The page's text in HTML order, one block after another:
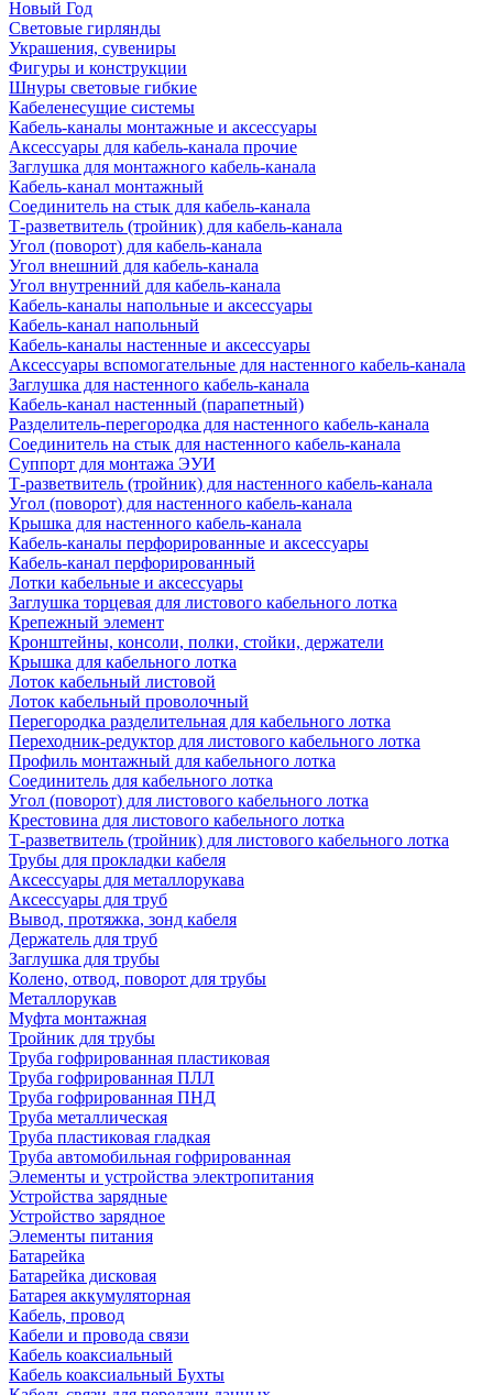
Новый Год
Световые гирлянды
Украшения, сувениры
Фигуры и конструкции
Шнуры световые гибкие
Кабеленесущие системы
Кабель-каналы монтажные и аксессуары
Аксессуары для кабель-канала прочие
Заглушка для монтажного кабель-канала
Кабель-канал монтажный
Соединитель на стык для кабель-канала
Т-разветвитель (тройник) для кабель-канала
Угол (поворот) для кабель-канала
Угол внешний для кабель-канала
Угол внутренний для кабель-канала
Кабель-каналы напольные и аксессуары
Кабель-канал напольный
Кабель-каналы настенные и аксессуары
Аксессуары вспомогательные для настенного кабель-канала
Заглушка для настенного кабель-канала
Кабель-канал настенный (парапетный)
Разделитель-перегородка для настенного кабель-канала
Соединитель на стык для настенного кабель-канала
Суппорт для монтажа ЭУИ
Т-разветвитель (тройник) для настенного кабель-канала
Угол (поворот) для настенного кабель-канала
Крышка для настенного кабель-канала
Кабель-каналы перфорированные и аксессуары
Кабель-канал перфорированный
Лотки кабельные и аксессуары
Заглушка торцевая для листового кабельного лотка
Крепежный элемент
Кронштейны, консоли, полки, стойки, держатели
Крышка для кабельного лотка
Лоток кабельный листовой
Лоток кабельный проволочный
Перегородка разделительная для кабельного лотка
Переходник-редуктор для листового кабельного лотка
Профиль монтажный для кабельного лотка
Соединитель для кабельного лотка
Угол (поворот) для листового кабельного лотка
Крестовина для листового кабельного лотка
Т-разветвитель (тройник) для листового кабельного лотка
Трубы для прокладки кабеля
Аксессуары для металлорукава
Аксессуары для труб
Вывод, протяжка, зонд кабеля
Держатель для труб
Заглушка для трубы
Колено, отвод, поворот для трубы
Металлорукав
Муфта монтажная
Тройник для трубы
Труба гофрированная пластиковая
Труба гофрированная ПЛЛ
Труба гофрированная ПНД
Труба металлическая
Труба пластиковая гладкая
Труба автомобильная гофрированная
Элементы и устройства электропитания
Устройства зарядные
Устройство зарядное
Элементы питания
Батарейка
Батарейка дисковая
Батарея аккумуляторная
Кабель, провод
Кабели и провода связи
Кабель коаксиальный
Кабель коаксиальный Бухты